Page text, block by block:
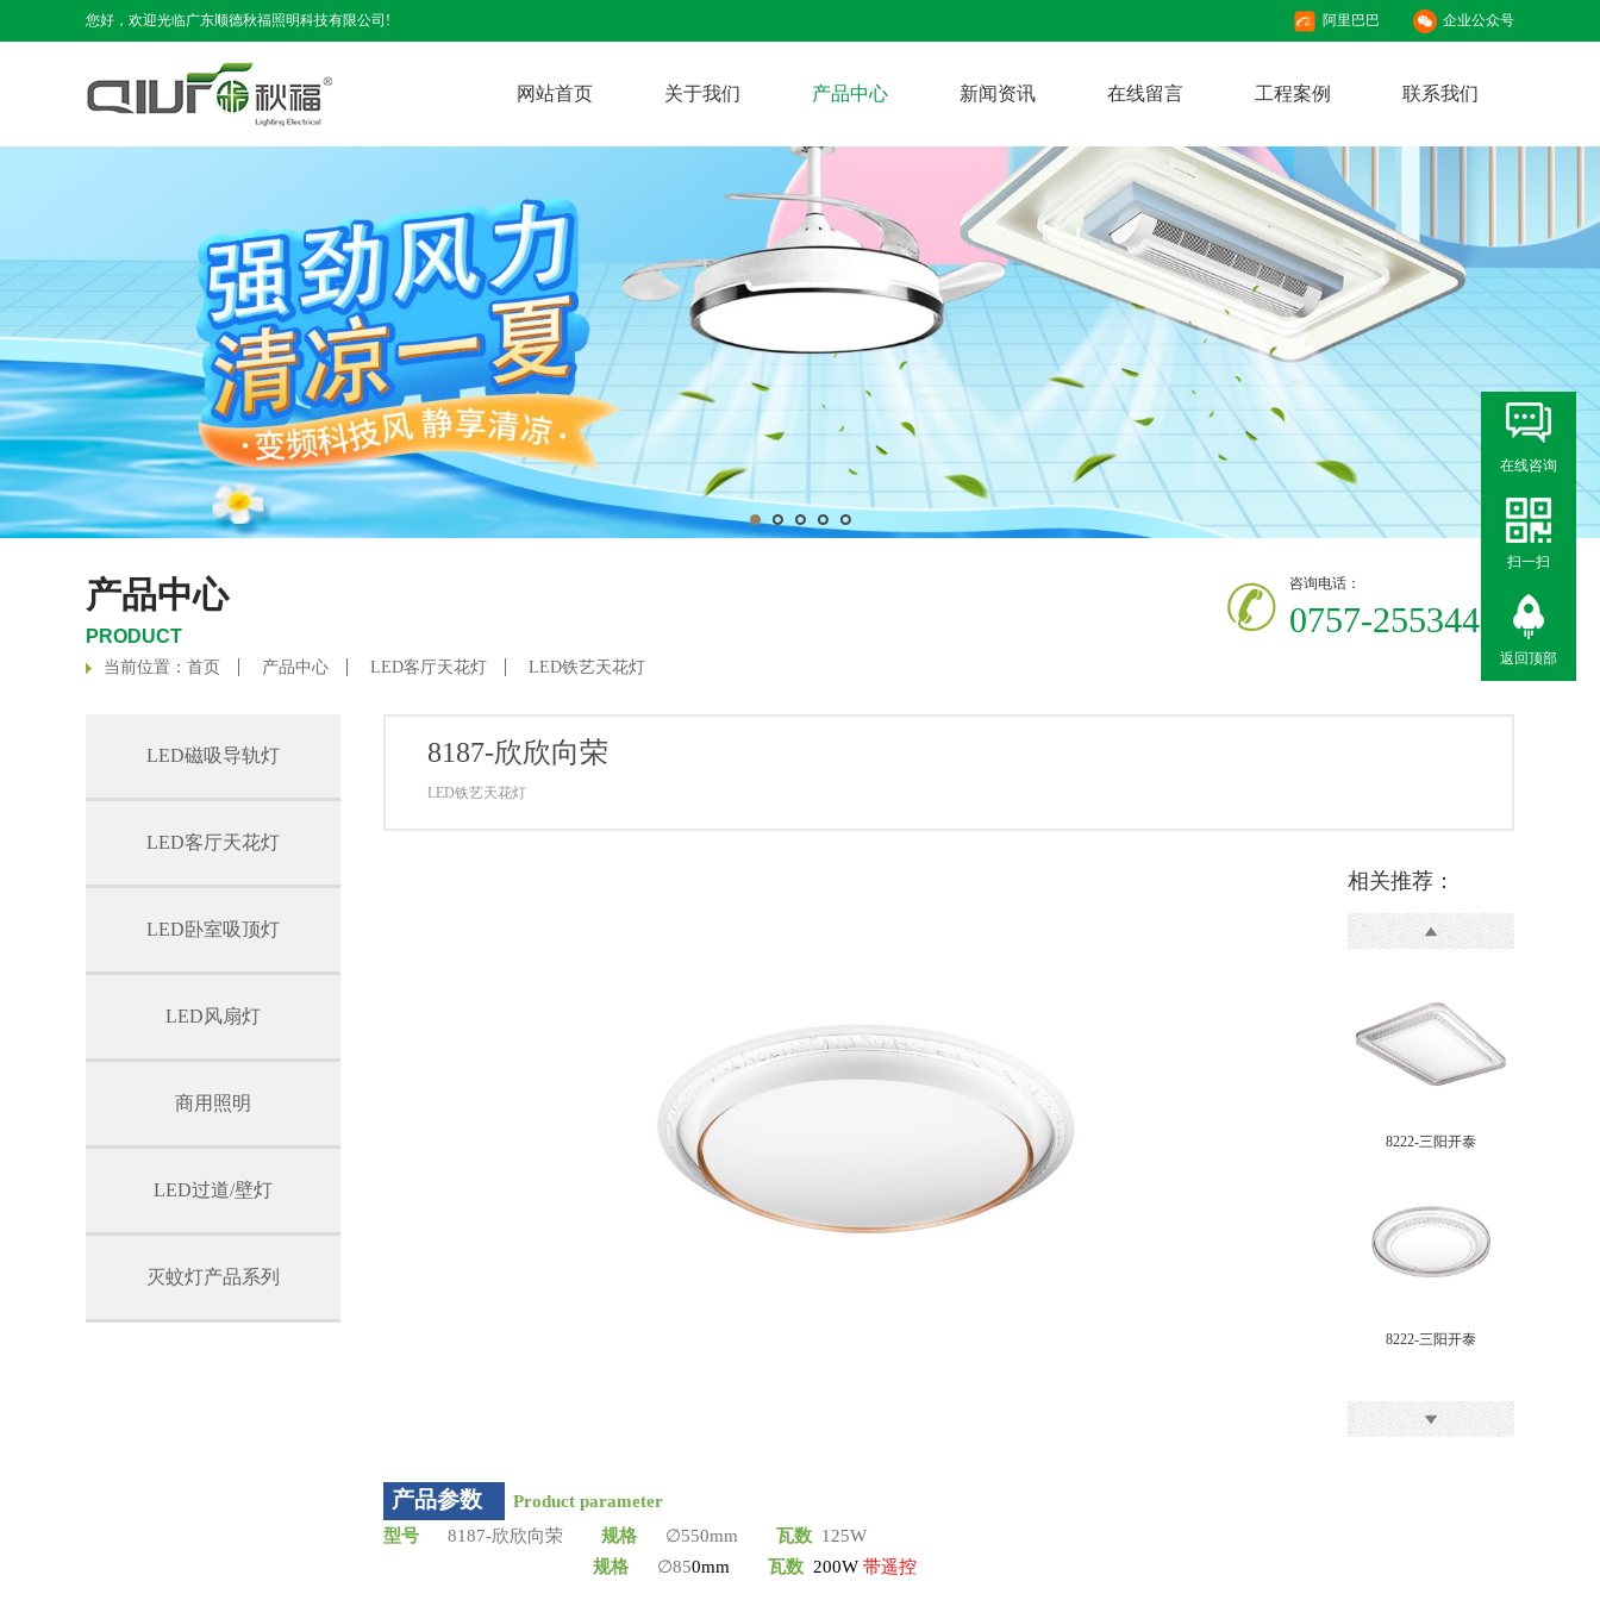
您好，欢迎光临广东顺德秋福照明科技有限公司! 阿里巴巴 企业公众号
网站首页 关于我们 产品中心 新闻资讯 在线留言 工程案例 联系我们
1 2 3 4 5
产品中心
PRODUCT
当前位置： 首页 产品中心 LED客厅天花灯 LED铁艺天花灯
咨询电话：
0757-25534411
LED磁吸导轨灯
LED客厅天花灯
LED卧室吸顶灯
LED风扇灯
商用照明
LED过道/壁灯
灭蚊灯产品系列
8187-欣欣向荣
LED铁艺天花灯
相关推荐：
8222-三阳开泰
8222-三阳开泰
产品参数
Product parameter
型号 8187-欣欣向荣 规格 ∅550mm 瓦数 125W
规格
∅850mm 瓦数 200W 带遥控
在线咨询
扫一扫
返回顶部